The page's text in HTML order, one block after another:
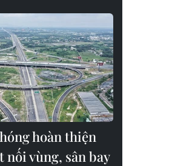
hoàn thiện
nối vùng, sân bay